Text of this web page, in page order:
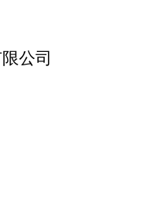
公司